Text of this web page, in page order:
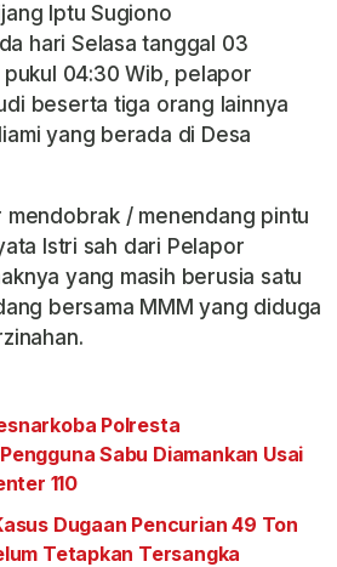
Iptu Sugiono
hari Selasa tanggal 03
04:30 Wib, pelapor
beserta tiga orang lainnya
yang berada di Desa
/ menendang pintu
Istri sah dari Pelapor
yang masih berusia satu
bersama MMM yang diduga
Polresta
Sabu Diamankan Usai
110
Dugaan Pencurian 49 Ton
Tetapkan Tersangka